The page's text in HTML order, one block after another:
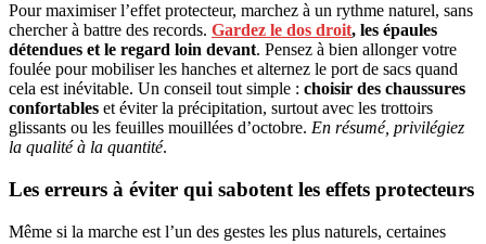
Pour maximiser l’effet protecteur, marchez à un rythme naturel, sans
chercher à battre des records. Gardez le dos droit, les épaules
détendues et le regard loin devant. Pensez à bien allonger votre
foulée pour mobiliser les hanches et alternez le port de sacs quand
cela est inévitable. Un conseil tout simple : choisir des chaussures
confortables et éviter la précipitation, surtout avec les trottoirs
glissants ou les feuilles mouillées d’octobre. En résumé, privilégiez
la qualité à la quantité.
Les erreurs à éviter qui sabotent les effets protecteurs
Même si la marche est l’un des gestes les plus naturels, certaines